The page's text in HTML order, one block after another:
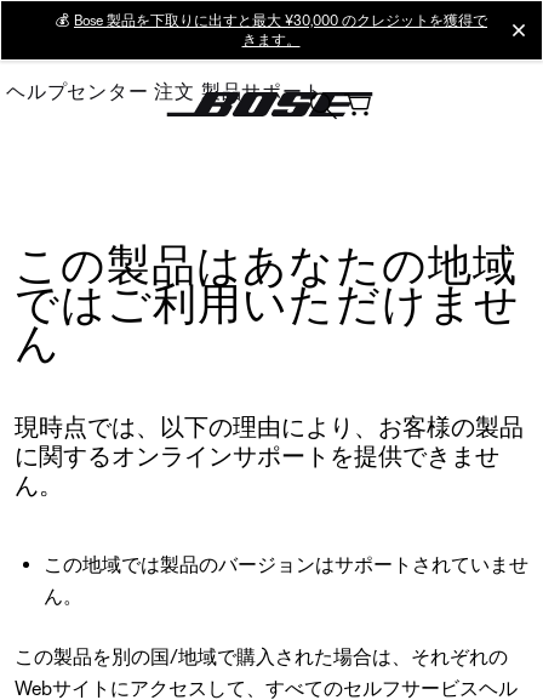
Main
💰 Bose 製品を下取りに出すと最大 ¥30,000 のクレジットを獲得で
きます。
ヘルプセンター 注文 製品サポート
この製品はあなたの地域
ではご利用いただけませ
ん
現時点では、以下の理由により、お客様の製品
に関するオンラインサポートを提供できませ
ん。
この地域では製品のバージョンはサポートされていませ
ん。
この製品を別の国/地域で購入された場合は、それぞれの
Webサイトにアクセスして、すべてのセルフサービスヘル